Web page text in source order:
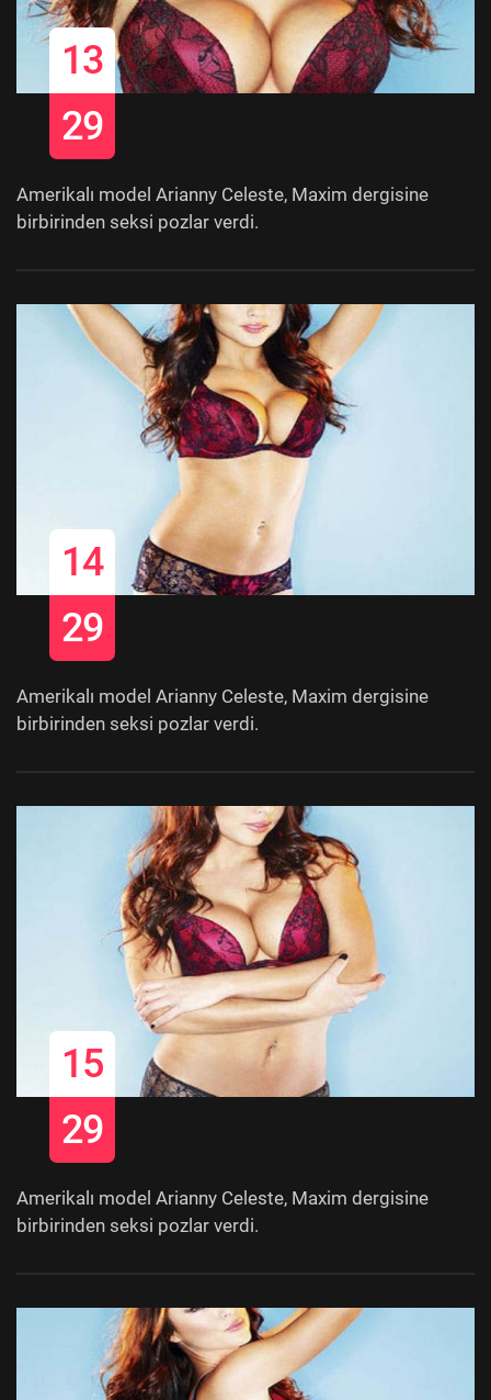
13
29
Amerikalı model Arianny Celeste, Maxim dergisine
birbirinden seksi pozlar verdi.
14
29
Amerikalı model Arianny Celeste, Maxim dergisine
birbirinden seksi pozlar verdi.
15
29
Amerikalı model Arianny Celeste, Maxim dergisine
birbirinden seksi pozlar verdi.